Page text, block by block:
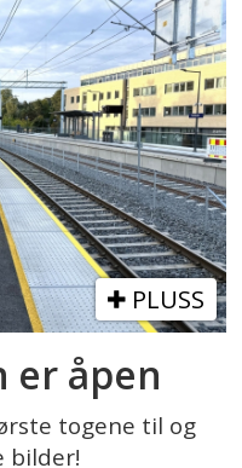
PLUSS
er åpen
togene til og
bilder!